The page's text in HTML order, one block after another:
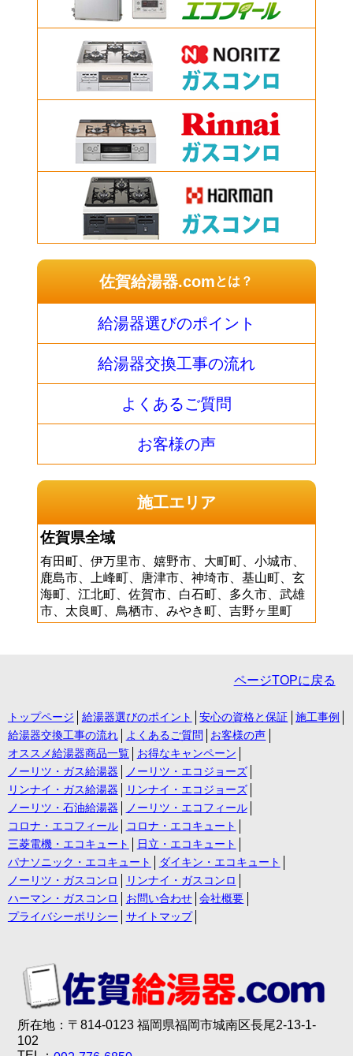
佐賀給湯器.comとは？
給湯器選びのポイント
給湯器交換工事の流れ
よくあるご質問
お客様の声
施工エリア
佐賀県全域
有田町、伊万里市、嬉野市、大町町、小城市、
鹿島市、上峰町、唐津市、神埼市、基山町、玄
海町、江北町、佐賀市、白石町、多久市、武雄
市、太良町、鳥栖市、みやき町、吉野ヶ里町
ページTOPに戻る
トップページ 給湯器選びのポイント 安心の資格と保証
施工事例
給湯器交換工事の流れ
よくあるご質問
お客様の声
オススメ給湯器商品一覧
お得なキャンペーン
ノーリツ・ガス給湯器
ノーリツ・エコジョーズ
リンナイ・ガス給湯器
リンナイ・エコジョーズ
ノーリツ・石油給湯器
ノーリツ・エコフィール
コロナ・エコフィール
コロナ・エコキュート
三菱電機・エコキュート
日立・エコキュート
パナソニック・エコキュート
ダイキン・エコキュート
ノーリツ・ガスコンロ
リンナイ・ガスコンロ
ハーマン・ガスコンロ
お問い合わせ
会社概要
プライバシーポリシー
サイトマップ
所在地：〒814-0123 福岡県福岡市城南区長尾2-13-1-
102